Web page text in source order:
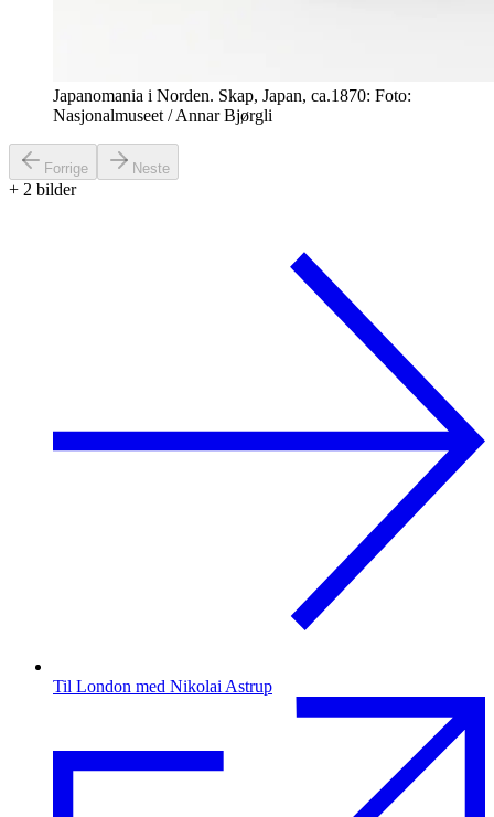
Japanomania i Norden. Skap, Japan, ca.1870: Foto:
Nasjonalmuseet / Annar Bjørgli
Forrige Neste
+ 2 bilder
Til London med Nikolai Astrup